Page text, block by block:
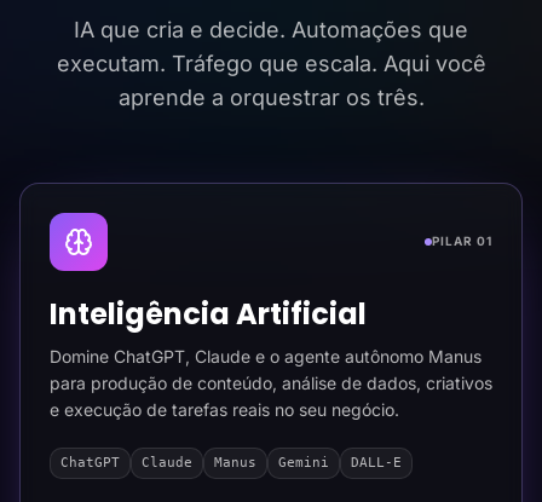
IA que cria e decide. Automações que
executam. Tráfego que escala. Aqui você
aprende a orquestrar os três.
PILAR 01
Inteligência Artificial
Domine ChatGPT, Claude e o agente autônomo Manus
para produção de conteúdo, análise de dados, criativos
e execução de tarefas reais no seu negócio.
ChatGPT Claude Manus Gemini DALL-E